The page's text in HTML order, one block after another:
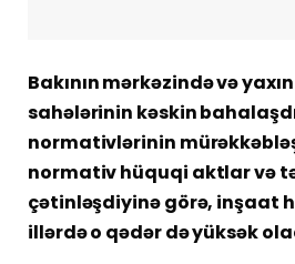
Bakının mərkəzində və
sahələrinin kəskin
normativlərinin
normativ hüquqi aktlar və
çətinləşdiyinə görə, inşaat
illərdə o qədər də yüksək